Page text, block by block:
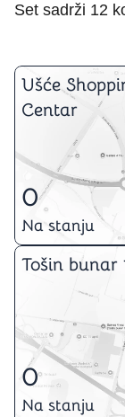
Set sadrži 12
Ušće
Centar
0
Na stanju
Tošin bunar
0
Na stanju